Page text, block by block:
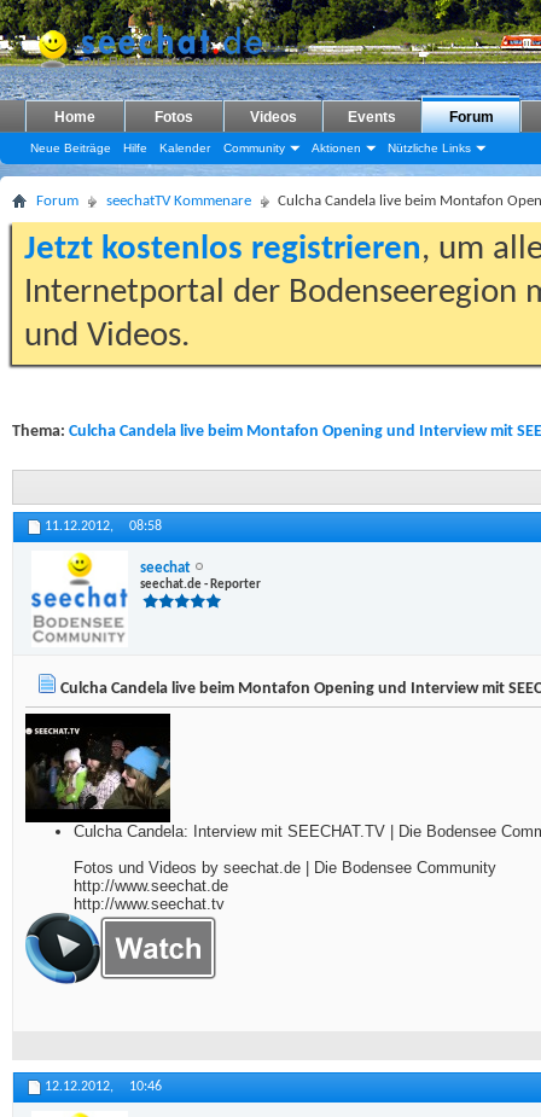
Home Fotos Videos Events Forum
Neue Beiträge Hilfe Kalender Community Aktionen Nützliche Links
Forum seechatTV Kommenare Culcha Candela live beim Montafon
Jetzt kostenlos registrieren, um
Internetportal der Bodenseeregion
und Videos.
Thema: Culcha Candela live beim Montafon Opening und Interview mit
11.12.2012, 08:58
seechat
seechat.de - Reporter
Culcha Candela live beim Montafon Opening und Interview mit
Culcha Candela: Interview mit SEECHAT.TV | Die Bodensee
Fotos und Videos by seechat.de | Die Bodensee Community
http://www.seechat.de
http://www.seechat.tv
12.12.2012, 10:46